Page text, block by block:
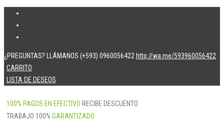
¿PREGUNTAS? LLÁMANOS (+593) 0960056422 http://wa.me/593960056422
CARRITO
LISTA DE DESEOS
100% PAGOS EN EFECTIVO RECIBE DESCUENTO
TRABAJO 100% GARANTIZADO